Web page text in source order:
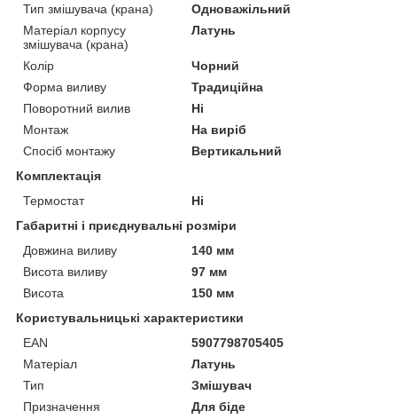
Тип змішувача (крана)
Одноважільний
Матеріал корпусу
змішувача (крана)
Латунь
Колір
Чорний
Форма виливу
Традиційна
Поворотний вилив
Ні
Монтаж
На виріб
Спосіб монтажу
Вертикальний
Комплектація
Термостат
Ні
Габаритні і приєднувальні розміри
Довжина виливу
140 мм
Висота виливу
97 мм
Висота
150 мм
Користувальницькі характеристики
EAN
5907798705405
Матеріал
Латунь
Тип
Змішувач
Призначення
Для біде